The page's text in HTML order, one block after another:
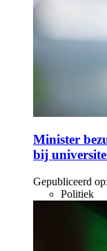
Minister
bij
Gepubliceerd op:
Politiek